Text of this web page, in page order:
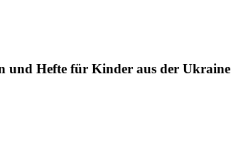
und Hefte für Kinder aus der Ukraine